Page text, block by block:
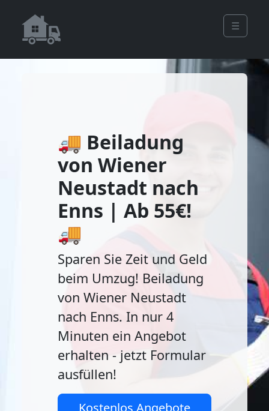
☰
🚚 Beiladung
von Wiener
Neustadt nach
Enns | Ab 55€!
🚚
Sparen Sie Zeit und Geld
beim Umzug! Beiladung
von Wiener Neustadt
nach Enns. In nur 4
Minuten ein Angebot
erhalten - jetzt Formular
ausfüllen!
Kostenlos Angebote